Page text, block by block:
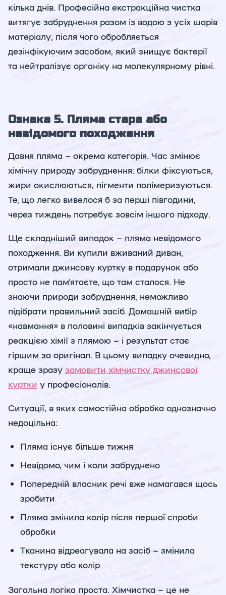
кілька днів. Професійна екстракційна чистка
витягує забруднення разом із водою з усіх шарів
матеріалу, після чого обробляється
дезінфікуючим засобом, який знищує бактерії
та нейтралізує органіку на молекулярному рівні.
Ознака 5. Пляма стара або
невідомого походження
Давня пляма – окрема категорія. Час змінює
хімічну природу забруднення: білки фіксуються,
жири окислюються, пігменти полімеризуються.
Те, що легко вивелося б за перші півгодини,
через тиждень потребує зовсім іншого підходу.
Ще складніший випадок – пляма невідомого
походження. Ви купили вживаний диван,
отримали джинсову куртку в подарунок або
просто не пам'ятаєте, що там сталося. Не
знаючи природи забруднення, неможливо
підібрати правильний засіб. Домашній вибір
«навмання» в половині випадків закінчується
реакцією хімії з плямою – і результат стає
гіршим за оригінал. В цьому випадку очевидно,
краще зразу замовити хімчистку джинсової
куртки у професіоналів.
Ситуації, в яких самостійна обробка однозначно
недоцільна:
Пляма існує більше тижня
Невідомо, чим і коли забруднено
Попередній власник речі вже намагався щось
зробити
Пляма змінила колір після першої спроби
обробки
Тканина відреагувала на засіб – змінила
текстуру або колір
Загальна логіка проста. Хімчистка – це не